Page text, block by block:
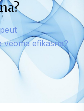
veoma efikasna?